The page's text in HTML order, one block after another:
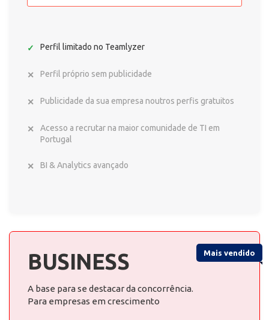
Perfil limitado no Teamlyzer
Perfil próprio sem publicidade
Publicidade da sua empresa noutros perfis gratuitos
Acesso a recrutar na maior comunidade de TI em
Portugal
BI & Analytics avançado
Mais vendido
BUSINESS
A base para se destacar da concorrência.
Para empresas em crescimento